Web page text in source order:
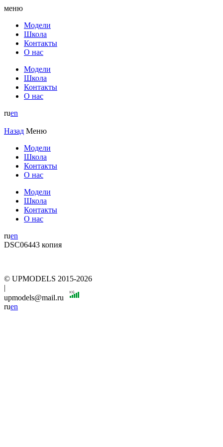
меню
Модели
Школа
Контакты
О нас
Модели
Школа
Контакты
О нас
ruen
Назад Меню
Модели
Школа
Контакты
О нас
Модели
Школа
Контакты
О нас
ruen
DSC06443 копия
© UPMODELS 2015-2026
|
upmodels@mail.ru
ruen